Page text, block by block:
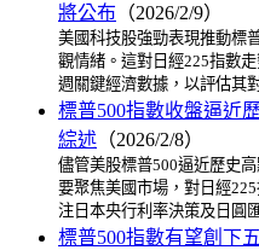
將公布 （2026/2/9）
美國科技股強勁表現推動標
觀情緒。這對日經225指數
週關鍵經濟數據，以評估其
標普500指數收盤逼近
綜述 （2026/2/8）
儘管美股標普500逼近歷史
要聚焦美國市場，對日經
注日本央行利率決策及日圓
標普500指數有望創下